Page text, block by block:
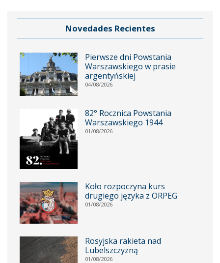
Novedades Recientes
Pierwsze dni Powstania
Warszawskiego w prasie
argentyńskiej
04/08/2026
82° Rocznica Powstania
Warszawskiego 1944
01/08/2026
Koło rozpoczyna kurs
drugiego języka z ORPEG
01/08/2026
Rosyjska rakieta nad
Lubelszczyzną
01/08/2026